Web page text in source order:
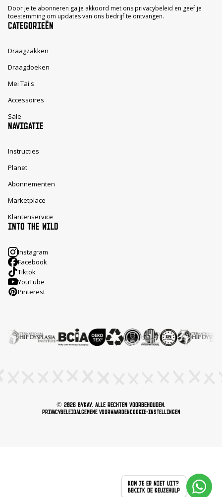
Door je te abonneren ga je akkoord met ons privacybeleid en geef je
toestemming om updates van ons bedrijf te ontvangen.
CATEGORIEËN
Draagzakken
Draagdoeken
Mei Tai's
Accessoires
Sale
NAVIGATIE
Instructies
Planet
Abonnementen
Marketplace
Klantenservice
INTO THE WILD
Instagram
Facebook
Tiktok
YouTube
Pinterest
© 2026 ByKay. Alle rechten voorbehouden.
PrivacybeleidAlgemene voorwaardenCookie-instellingen
KOM JE ER NIET UIT?
BEKIJK DE KEUZEHULP